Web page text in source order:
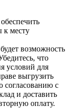
к месту
возможность
что
условий для
выгрузить
согласованию с
и доставить
оплату.